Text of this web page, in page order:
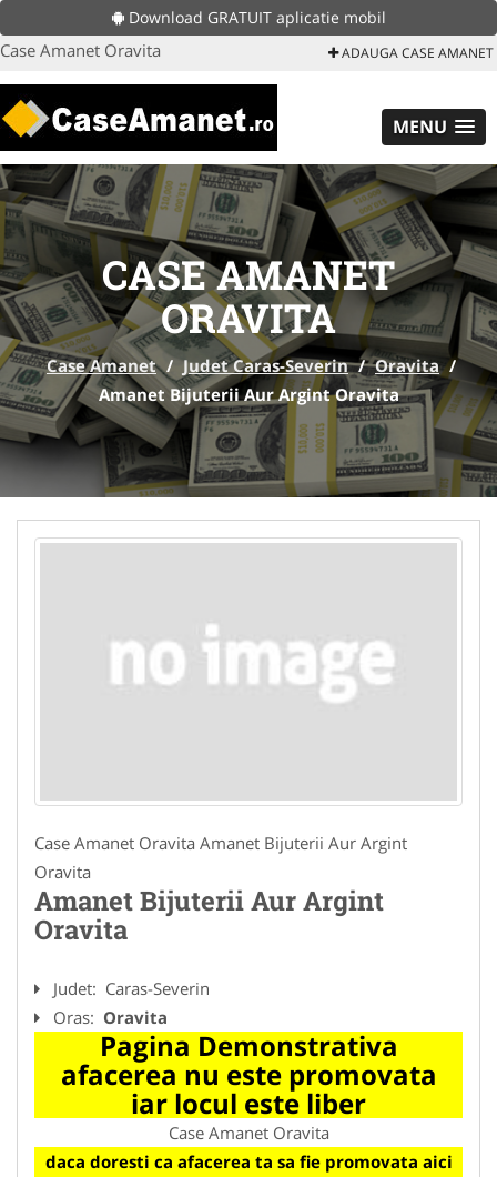
Download GRATUIT aplicatie mobil
Case Amanet Oravita ADAUGA CASE AMANET
MENU
CASE AMANET
ORAVITA
Case Amanet / Judet Caras-Severin / Oravita /
Amanet Bijuterii Aur Argint Oravita
Case Amanet Oravita Amanet Bijuterii Aur Argint
Oravita
Amanet Bijuterii Aur Argint
Oravita
Judet: Caras-Severin
Oras: Oravita
Pagina Demonstrativa
afacerea nu este promovata
iar locul este liber
Case Amanet Oravita
daca doresti ca afacerea ta sa fie promovata aici